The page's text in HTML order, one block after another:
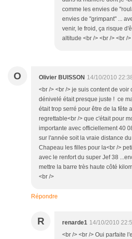
comme les envies de
envies de "grimpant" ...
venir, le froid, ça risque
altitude <br /> <br /> <br /
O Olivier BUISSON 14/10/2010
<br /> <br /> je suis content de
dénivelé était presque juste ! ce
était trop serré pour être de la fête
regrettable<br /> que c'était pour
importante avec officiellement 40
sur l'année soit la vraie distance
Chapeau les filles pour la<br />
avec le renfort du super Jef 38
mettre la barre très haute côté
<br />
Répondre
R renarde1 14/10/2010
<br /> <br /> Oui parfaite